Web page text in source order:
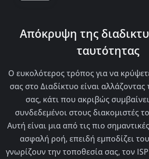
Απόκρυψη της
ταυτότητας
Ο ευκολότερος τρόπος για να
σας στο Διαδίκτυο είναι
σας, κάτι που ακριβώς
συνδεδεμένοι στους διακομιστές
Αυτή είναι μια από τις πιο
ασφαλή ροή, επειδή εμποδίζει
γνωρίζουν την τοποθεσία σας, τον